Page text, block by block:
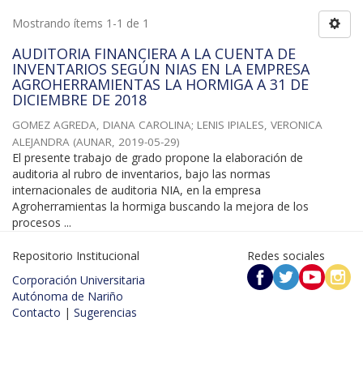
Mostrando ítems 1-1 de 1
AUDITORIA FINANCIERA A LA CUENTA DE
INVENTARIOS SEGÚN NIAS EN LA EMPRESA
AGROHERRAMIENTAS LA HORMIGA A 31 DE
DICIEMBRE DE 2018
GOMEZ AGREDA, DIANA CAROLINA; LENIS IPIALES, VERONICA
ALEJANDRA (AUNAR, 2019-05-29)
El presente trabajo de grado propone la elaboración de
auditoria al rubro de inventarios, bajo las normas
internacionales de auditoria NIA, en la empresa
Agroherramientas la hormiga buscando la mejora de los
procesos ...
Repositorio Institucional
Corporación Universitaria
Autónoma de Nariño
Contacto | Sugerencias
Redes sociales